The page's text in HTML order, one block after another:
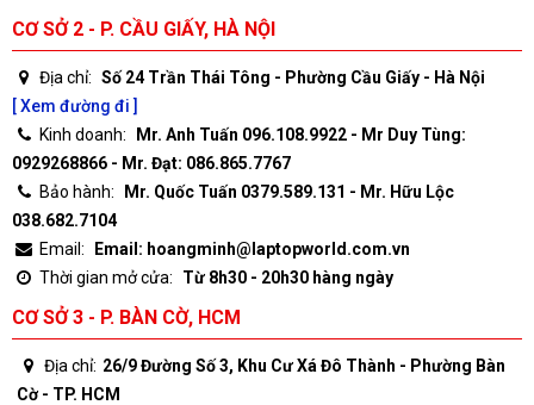
CƠ SỞ 2 - P. CẦU GIẤY, HÀ NỘI
Địa chỉ: Số 24 Trần Thái Tông - Phường Cầu Giấy - Hà Nội
[ Xem đường đi ]
Kinh doanh:
Mr. Anh Tuấn 096.108.9922 - Mr Duy Tùng:
0929268866 - Mr. Đạt: 086.865.7767
Bảo hành:
Mr. Quốc Tuấn 0379.589.131 - Mr. Hữu Lộc
038.682.7104
Email:
Email: hoangminh@laptopworld.com.vn
Thời gian mở cửa:
Từ 8h30 - 20h30 hàng ngày
CƠ SỞ 3 - P. BÀN CỜ, HCM
Địa chỉ: 26/9 Đường Số 3, Khu Cư Xá Đô Thành - Phường Bàn
Cờ - TP. HCM